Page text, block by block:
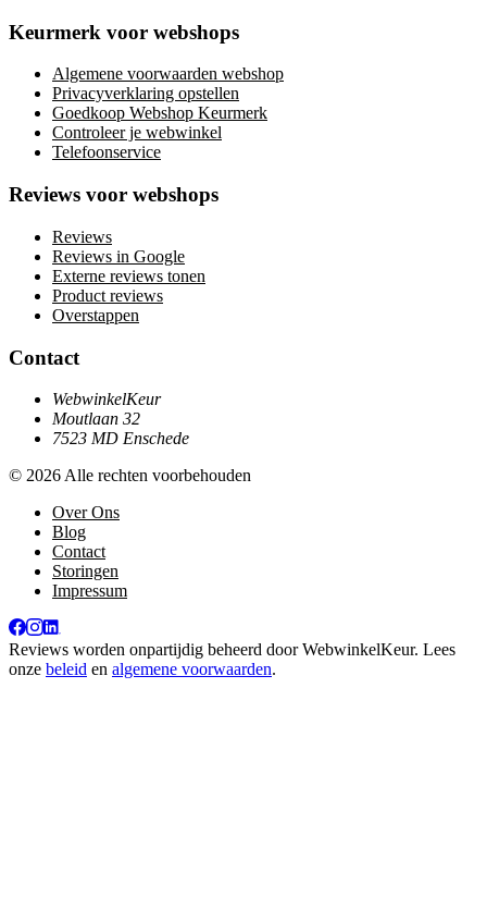
Keurmerk voor webshops
Algemene voorwaarden webshop
Privacyverklaring opstellen
Goedkoop Webshop Keurmerk
Controleer je webwinkel
Telefoonservice
Reviews voor webshops
Reviews
Reviews in Google
Externe reviews tonen
Product reviews
Overstappen
Contact
WebwinkelKeur
Moutlaan 32
7523 MD Enschede
© 2026 Alle rechten voorbehouden
Over Ons
Blog
Contact
Storingen
Impressum
Reviews worden onpartijdig beheerd doorWebwinkelKeur. Lees
onze beleid en algemene voorwaarden.